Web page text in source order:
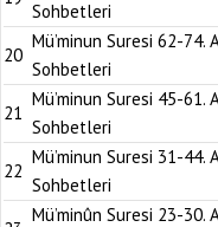
Sohbetleri
20
Mü’minun Suresi 62-74.
Sohbetleri
21
Mü’minun Suresi 45-61.
Sohbetleri
22
Mü’minun Suresi 31-44.
Sohbetleri
Mü’minûn Suresi 23-30.